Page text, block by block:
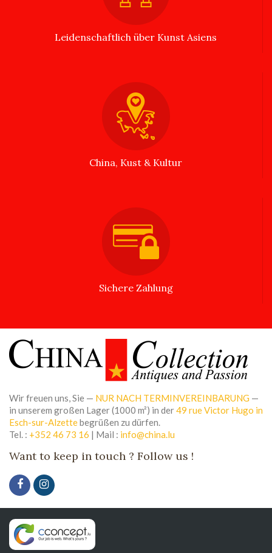
Leidenschaftlich über Kunst Asiens
China, Kust & Kultur
Sichere Zahlung
Wir freuen uns, Sie — NUR NACH TERMINVEREINBARUNG —
in unserem großen Lager (1000 m²) in der49 rue Victor Hugo in
Esch-sur-Alzettebegrüßen zu dürfen.
Tel. : +352 46 73 16 | Mail : info@china.lu
Want to keep in touch ? Follow us !